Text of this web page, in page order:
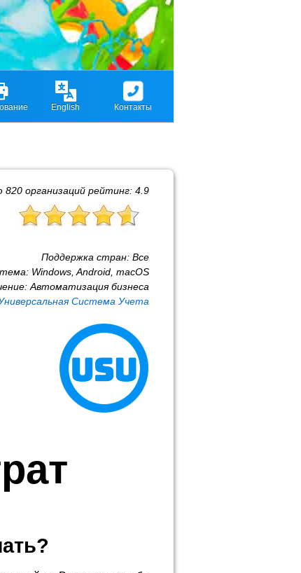
English Контакты
820 организаций рейтинг: 4.9
Поддержка стран: Все
Windows, Android, macOS
Автоматизация бизнеса
Система Учета